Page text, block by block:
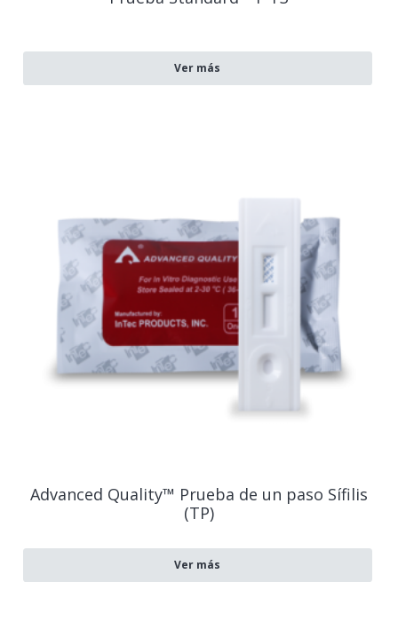
Ver más
Advanced Quality™ Prueba de un paso Sífilis
(TP)
Ver más